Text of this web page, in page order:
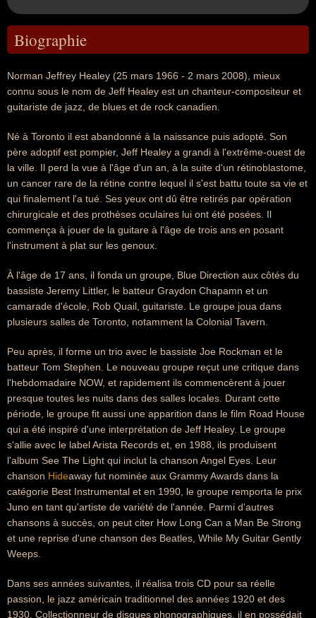
Biographie
Norman Jeffrey Healey (25 mars 1966 - 2 mars 2008), mieux
connu sous le nom de Jeff Healey est un chanteur-compositeur et
guitariste de jazz, de blues et de rock canadien.
Né à Toronto il est abandonné à la naissance puis adopté. Son
père adoptif est pompier, Jeff Healey a grandi à l'extrême-ouest de
la ville. Il perd la vue à l'âge d'un an, à la suite d'un rétinoblastome,
un cancer rare de la rétine contre lequel il s'est battu toute sa vie et
qui finalement l'a tué. Ses yeux ont dû être retirés par opération
chirurgicale et des prothèses oculaires lui ont été posées. Il
commença à jouer de la guitare à l'âge de trois ans en posant
l'instrument à plat sur les genoux.
À l'âge de 17 ans, il fonda un groupe, Blue Direction aux côtés du
bassiste Jeremy Littler, le batteur Graydon Chapamn et un
camarade d'école, Rob Quail, guitariste. Le groupe joua dans
plusieurs salles de Toronto, notamment la Colonial Tavern.
Peu après, il forme un trio avec le bassiste Joe Rockman et le
batteur Tom Stephen. Le nouveau groupe reçut une critique dans
l'hebdomadaire NOW, et rapidement ils commencèrent à jouer
presque toutes les nuits dans des salles locales. Durant cette
période, le groupe fit aussi une apparition dans le film Road House
qui a été inspiré d'une interprétation de Jeff Healey. Le groupe
s'allie avec le label Arista Records et, en 1988, ils produisent
l'album See The Light qui inclut la chanson Angel Eyes. Leur
chanson Hideaway fut nominée aux Grammy Awards dans la
catégorie Best Instrumental et en 1990, le groupe remporta le prix
Juno en tant qu'artiste de variété de l'année. Parmi d'autres
chansons à succès, on peut citer How Long Can a Man Be Strong
et une reprise d'une chanson des Beatles, While My Guitar Gently
Weeps.
Dans ses années suivantes, il réalisa trois CD pour sa réelle
passion, le jazz américain traditionnel des années 1920 et des
1930. Collectionneur de disques phonographiques, il en possédait